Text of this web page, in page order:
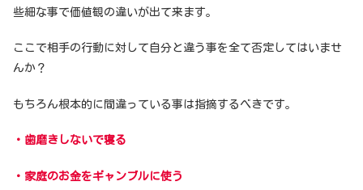
些細な事で価値観の違いが出て来ます。
ここで相手の行動に対して自分と違う事を全て否定してはいませ
んか？
もちろん根本的に間違っている事は指摘するべきです。
・歯磨きしないで寝る
・家庭のお金をギャンブルに使う